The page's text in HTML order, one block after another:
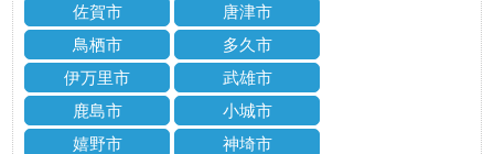
佐賀市
唐津市
鳥栖市
多久市
伊万里市
武雄市
鹿島市
小城市
嬉野市
神埼市